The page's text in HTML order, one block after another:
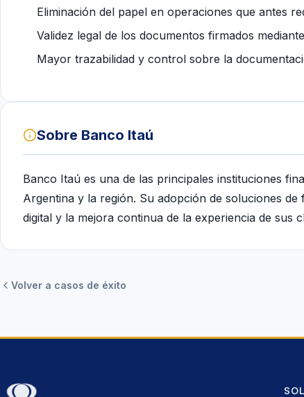
Eliminación del papel en operaciones que antes
Validez legal de los documentos firmados
Mayor trazabilidad y control sobre la
Sobre Banco Itaú
Banco Itaú es una de las principales instituciones
Argentina y la región. Su adopción de soluciones
digital y la mejora continua de la experiencia de sus
Volver a casos de éxito